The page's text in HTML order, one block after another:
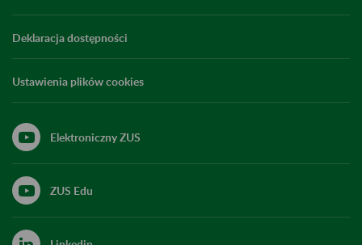
Deklaracja dostępności
Ustawienia plików cookies
Elektroniczny ZUS
ZUS Edu